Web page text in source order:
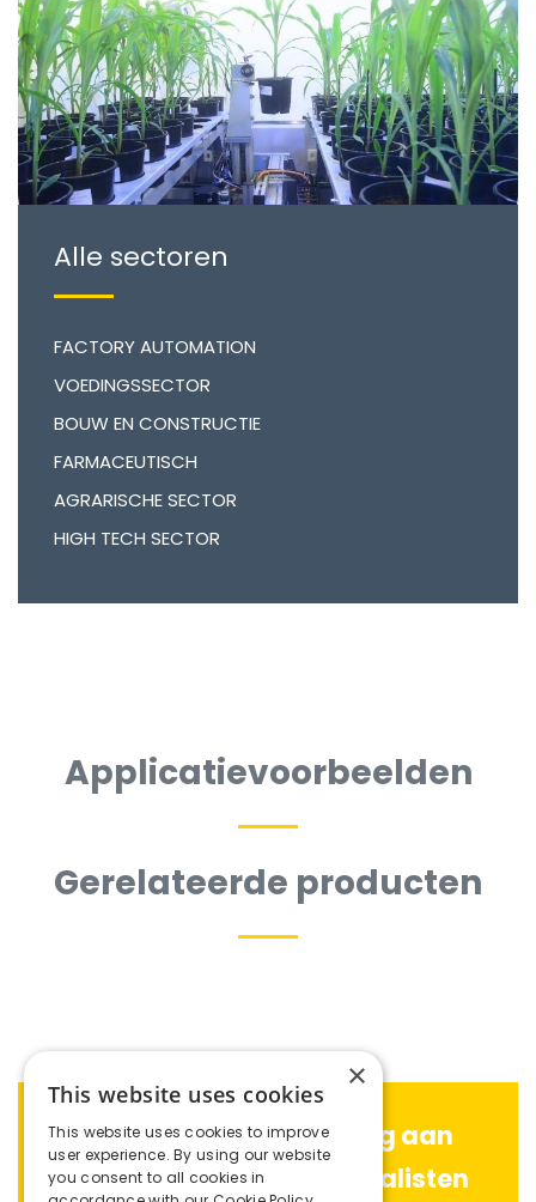
Alle sectoren
FACTORY AUTOMATION
VOEDINGSSECTOR
BOUW EN CONSTRUCTIE
FARMACEUTISCH
AGRARISCHE SECTOR
HIGH TECH SECTOR
Applicatievoorbeelden
Gerelateerde producten
Advies nodig? Stel uw vraag aan
één van onze productspecialisten
×
This website uses cookies
This website uses cookies to improve
user experience. By using our website
you consent to all cookies in